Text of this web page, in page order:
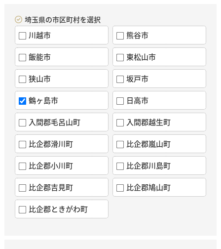
埼玉県の市区町村を選択
川越市 熊谷市
飯能市 東松山市
狭山市 坂戸市
鶴ヶ島市 日高市
入間郡毛呂山町 入間郡越生町
比企郡滑川町 比企郡嵐山町
比企郡小川町 比企郡川島町
比企郡吉見町 比企郡鳩山町
比企郡ときがわ町